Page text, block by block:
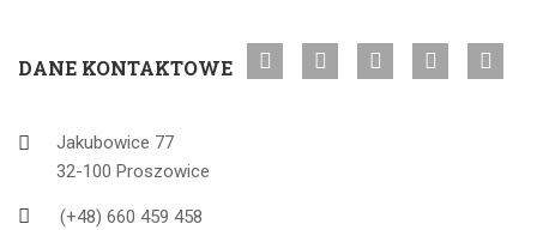
DANE KONTAKTOWE
Jakubowice 77
32-100 Proszowice
(+48) 660 459 458